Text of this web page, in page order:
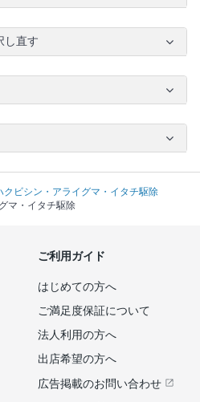
し直す
クビシン・アライグマ・イタチ駆除
マ・イタチ駆除
ご利用ガイド
はじめての方へ
ご満足度保証について
法人利用の方へ
出店希望の方へ
広告掲載のお問い合わせ